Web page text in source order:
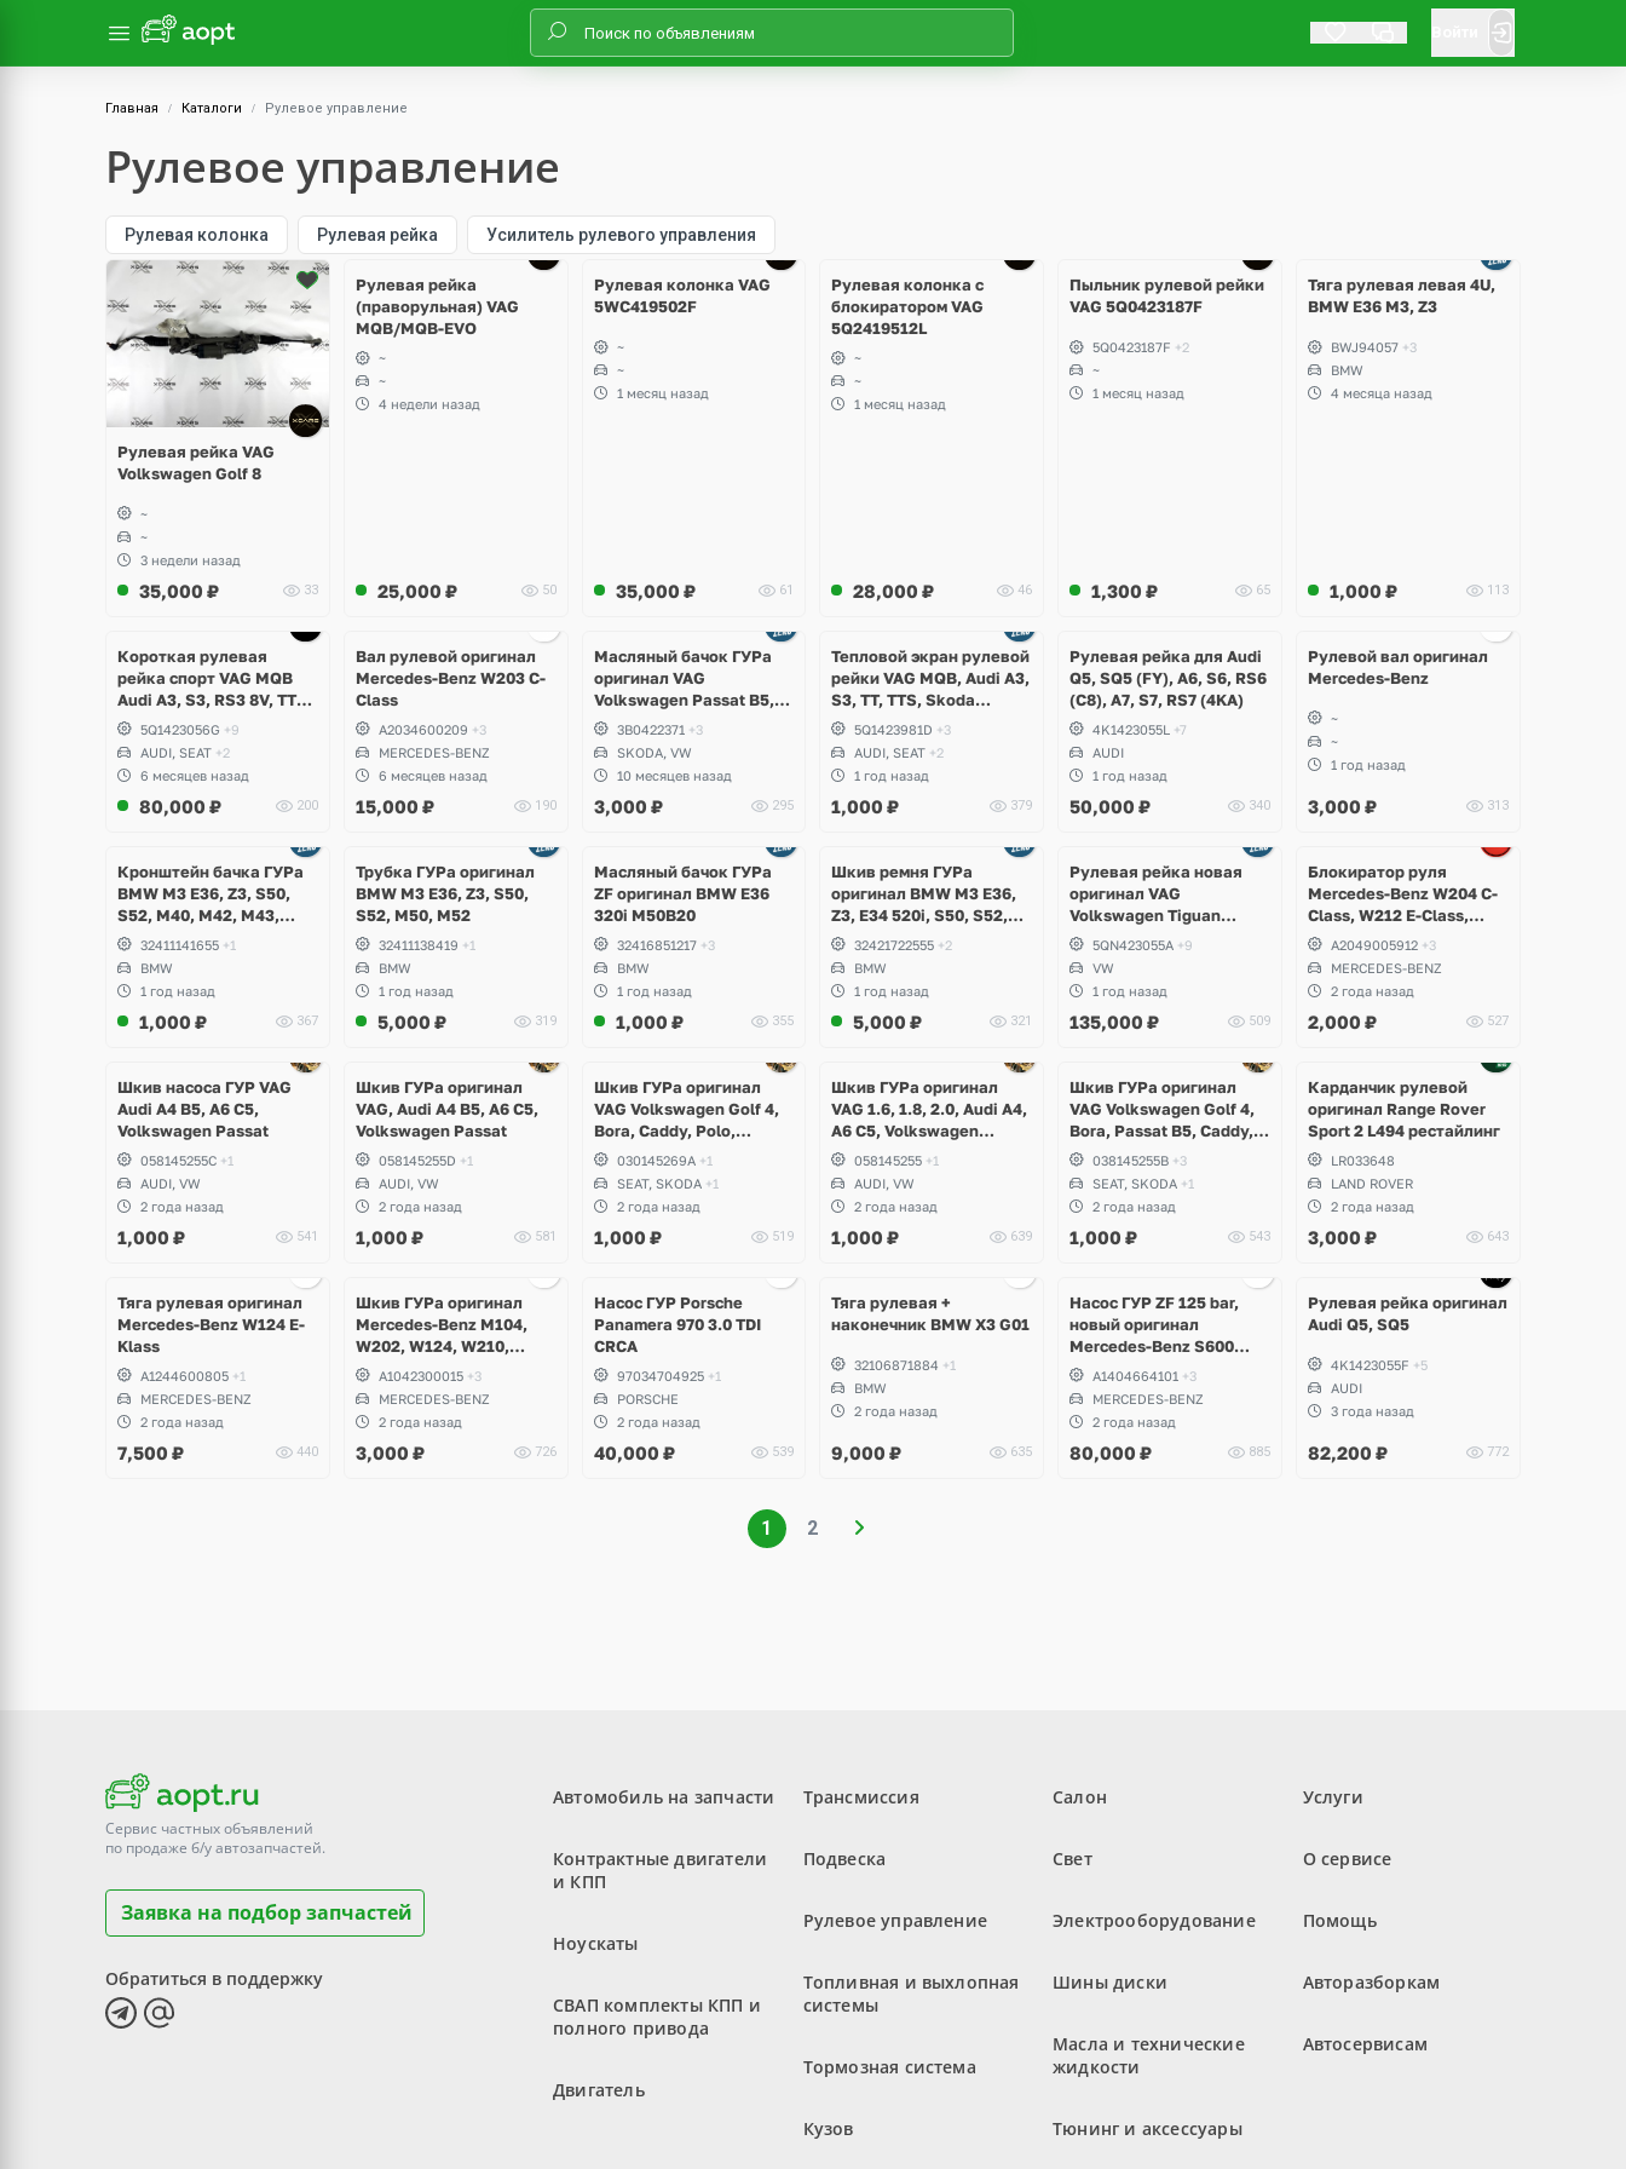
Главная Каталоги Рулевое управление
Рулевое управление
Рулевая колонка Рулевая рейка Усилитель рулевого управления
Рулевая рейка VAG
Volkswagen Golf 8
~
~
3 недели назад
35,000 ₽ 33
Рулевая рейка
(праворульная) VAG
MQB/MQB-EVO
~
~
4 недели назад
25,000 ₽ 50
Ещё
Рулевая колонка VAG
5WC419502F
~
~
1 месяц назад
35,000 ₽ 61
Ещё
Рулевая колонка с
блокиратором VAG
5Q2419512L
~
~
1 месяц назад
28,000 ₽ 46
Пыльник рулевой рейки
VAG 5Q0423187F
5Q0423187F +2
~
1 месяц назад
1,300 ₽ 65
Тяга рулевая левая 4U,
BMW E36 M3, Z3
BWJ94057 +3
BMW
4 месяца назад
1,000 ₽ 113
Короткая рулевая
рейка спорт VAG MQB
Audi A3, S3, RS3 8V, TTS,
TTRS 8S, Volkswagen
Golf 7.5 R, GTI, Arteon, T-
Roc, Seat Leon, Cupra
5Q1423056G +9
AUDI, SEAT +2
6 месяцев назад
80,000 ₽ 200
Вал рулевой оригинал
Mercedes-Benz W203 C-
Class
A2034600209 +3
MERCEDES-BENZ
6 месяцев назад
15,000 ₽ 190
Масляный бачок ГУРа
оригинал VAG
Volkswagen Passat B5,
Skoda Superb 1
3B0422371 +3
SKODA, VW
10 месяцев назад
3,000 ₽ 295
Тепловой экран рулевой
рейки VAG MQB, Audi A3,
S3, TT, TTS, Skoda
Octavia, Superb, Kodiaq,
Karoq, Volkswagen
Tiguan, Arteon, Passat
B8, Taos, Tayron, Taos, T-
Roc, Golf 7.5, 8, Seat
5Q1423981D +3
AUDI, SEAT +2
1 год назад
1,000 ₽ 379
Рулевая рейка для Audi
Q5, SQ5 (FY), A6, S6, RS6
(С8), A7, S7, RS7 (4KA)
4K1423055L
+7
AUDI
1 год назад
50,000 ₽ 340
Рулевой вал оригинал
Mercedes-Benz
~
~
1 год назад
3,000 ₽ 313
Кронштейн бачка ГУРа
BMW M3 E36, Z3, S50,
S52, M40, M42, M43,
M50, M51, M52
32411141655 +1
BMW
1 год назад
1,000 ₽ 367
Трубка ГУРа оригинал
BMW M3 E36, Z3, S50,
S52, M50, M52
32411138419 +1
BMW
1 год назад
5,000 ₽ 319
Масляный бачок ГУРа
ZF оригинал BMW E36
320i M50B20
32416851217 +3
BMW
1 год назад
1,000 ₽ 355
Шкив ремня ГУРа
оригинал BMW M3 E36,
Z3, E34 520i, S50, S52,
M42, M50, M52
32421722555 +2
BMW
1 год назад
5,000 ₽ 321
Рулевая рейка новая
оригинал VAG
Volkswagen Tiguan
Allspace USA
5QN423055A +9
VW
1 год назад
135,000 ₽ 509
Блокиратор руля
Mercedes-Benz W204 C-
Class, W212 E-Class,
W172 SLK
A2049005912 +3
MERCEDES-BENZ
2 года назад
2,000 ₽ 527
Шкив насоса ГУР VAG
Audi A4 B5, A6 C5,
Volkswagen Passat
058145255C +1
AUDI, VW
2 года назад
1,000 ₽ 541
Шкив ГУРа оригинал
VAG, Audi A4 B5, A6 C5,
Volkswagen Passat
058145255D +1
AUDI, VW
2 года назад
1,000 ₽ 581
Шкив ГУРа оригинал
VAG Volkswagen Golf 4,
Bora, Caddy, Polo,
Beetle, Skoda Octavia,
Felicia, Seat Leon, Arosa,
Toledo, Cordoba
030145269A +1
SEAT, SKODA +1
2 года назад
1,000 ₽ 519
Шкив ГУРа оригинал
VAG 1.6, 1.8, 2.0, Audi A4,
A6 C5, Volkswagen
Passat B5
058145255 +1
AUDI, VW
2 года назад
1,000 ₽ 639
Шкив ГУРа оригинал
VAG Volkswagen Golf 4,
Bora, Passat B5, Caddy,
Polo, Beetle, Transporter,
Skoda Octavia, Seat
Leon, Toledo, Cordoba,
Arosa
038145255B +3
SEAT, SKODA +1
2 года назад
1,000 ₽ 543
Карданчик рулевой
оригинал Range Rover
Sport 2 L494 рестайлинг
LR033648
LAND ROVER
2 года назад
3,000 ₽ 643
Тяга рулевая оригинал
Mercedes-Benz W124 E-
Klass
A1244600805 +1
MERCEDES-BENZ
2 года назад
7,500 ₽ 440
Шкив ГУРа оригинал
Mercedes-Benz M104,
W202, W124, W210,
W140, W129
A1042300015 +3
MERCEDES-BENZ
2 года назад
3,000 ₽ 726
Насос ГУР Porsche
Panamera 970 3.0 TDI
CRCA
97034704925 +1
PORSCHE
2 года назад
40,000 ₽ 539
Тяга рулевая +
наконечник BMW X3 G01
32106871884 +1
BMW
2 года назад
9,000 ₽ 635
Насос ГУР ZF 125 bar,
новый оригинал
Mercedes-Benz S600
W140 M120
A1404664101 +3
MERCEDES-BENZ
2 года назад
80,000 ₽ 885
Рулевая рейка оригинал
Audi Q5, SQ5
4K1423055F +5
AUDI
3 года назад
82,200 ₽ 772
1 2
Сервис частных объявлений
по продаже б/уавтозапчастей.
Заявка на подбор запчастей
Обратиться в поддержку
Автомобиль на запчасти
Контрактные двигатели
и КПП
Ноускаты
СВАП комплекты КПП и
полного привода
Двигатель
Трансмиссия
Подвеска
Рулевое управление
Топливная и выхлопная
системы
Тормозная система
Кузов
Салон
Свет
Электрооборудование
Шины диски
Масла и технические
жидкости
Тюнинг и аксессуары
Услуги
О сервисе
Помощь
Авторазборкам
Автосервисам